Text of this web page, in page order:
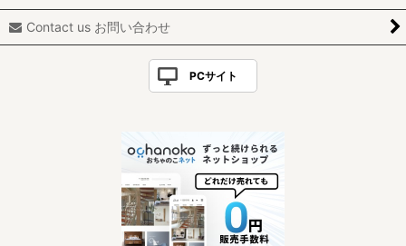
Contact us お問い合わせ
PCサイト